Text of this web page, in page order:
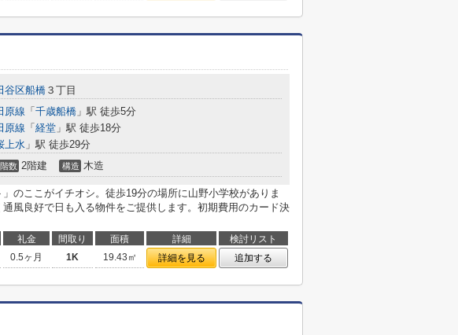
谷区船橋 ３丁目
原線 「 千歳船橋 」駅 徒歩5分
原線 「 経堂 」駅 徒歩18分
上水 」駅 徒歩29分
階数 2階建 構造 木造
」のここがイチオシ。徒歩19分の場所に山野小学校がありま
風良好で日も入る物件をご提供します。初期費用のカード決
礼金 間取り 面積 詳細
検討リスト
0.5ヶ月 1K 19.43㎡ 詳細を見る 追加する